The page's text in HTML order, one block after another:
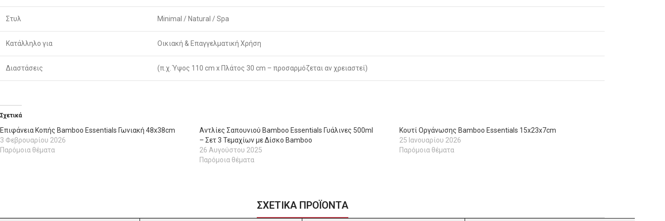
Στυλ Minimal / Natural / Spa
Κατάλληλο για Οικιακή & Επαγγελματική Χρήση
Διαστάσεις (π.χ. Ύψος 110 cm x Πλάτος 30 cm – προσαρμόζεται αν χρειαστεί)
Σχετικά
Επιφάνεια Κοπής Bamboo Essentials Γωνιακή 48x38cm
3 Φεβρουαρίου 2026
Παρόμοια θέματα
Αντλίες Σαπουνιού Bamboo Essentials Γυάλινες 500ml
– Σετ 3 Τεμαχίων με Δίσκο Bamboo
26 Αυγούστου 2025
Παρόμοια θέματα
Κουτί Οργάνωσης Bamboo Essentials 15x23x7cm
25 Ιανουαρίου 2026
Παρόμοια θέματα
ΣΧΕΤΙΚΑ ΠΡΟΪΟΝΤΑ